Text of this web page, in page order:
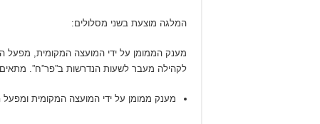
המלגה מוצעת בשני מסלולים:
לקהילה מעבר לשעות הנדרשות ב”פר”ח”.
מענק ממומן על ידי המועצה המקומית ומפעל הפיס